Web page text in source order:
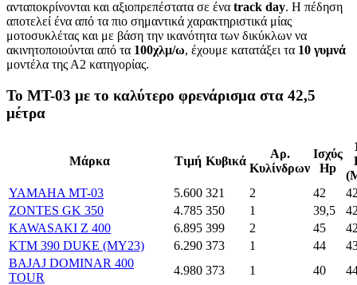
ανταποκρίνονται και αξιοπρεπέστατα σε ένα track day. Η πέδηση
αποτελεί ένα από τα πιο σημαντικά χαρακτηριστικά μίας
μοτοσυκλέτας και με βάση την ικανότητα των δικύκλων να
ακινητοποιούνται από τα 100χλμ/ω, έχουμε κατατάξει τα 10 γυμνά
μοντέλα της Α2 κατηγορίας.
Το MT-03 με το καλύτερο φρενάρισμα στα 42,5
μέτρα
Μάρκα Τιμή Κυβικά
Αρ.
Κυλίνδρων
Ισχύς
Hp
YAMAHA MT-03
5.600 321 2 42
ZONTES GK 350
4.785 350 1 39,5
KAWASAKI Z 400
6.895 399 2 45
KTM 390 DUKE (ΜΥ23)
6.290 373 1 44
BAJAJ DOMINAR 400
TOUR
4.980 373 1 40